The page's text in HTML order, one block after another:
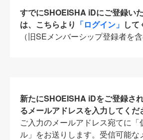
すでにSHOEISHA iDにご登録い
は、こちらより 「ログイン」 して
（旧SEメンバーシップ登録者を含
新たにSHOEISHA iDをご登録さ
るメールアドレスを入力してくだ
ご入力のメールアドレス宛てに「
ル」をお送りします。受信可能な